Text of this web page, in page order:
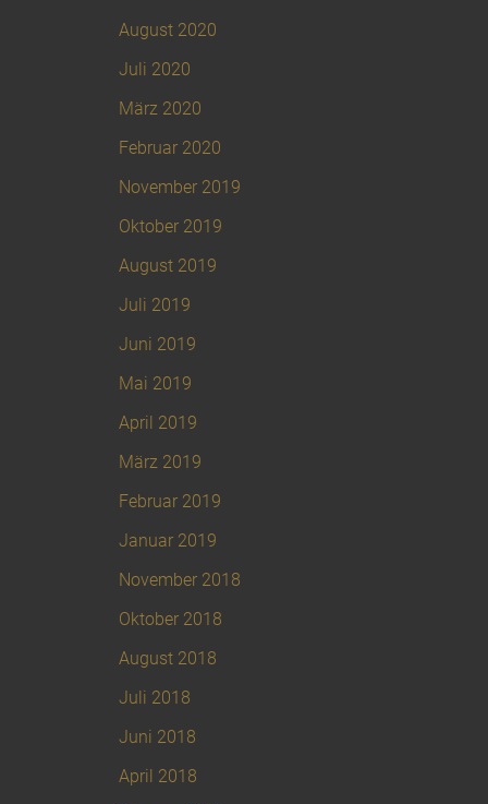
August 2020
Juli 2020
März 2020
Februar 2020
November 2019
Oktober 2019
August 2019
Juli 2019
Juni 2019
Mai 2019
April 2019
März 2019
Februar 2019
Januar 2019
November 2018
Oktober 2018
August 2018
Juli 2018
Juni 2018
April 2018